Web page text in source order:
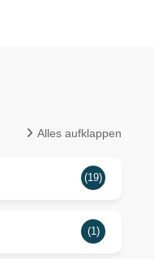
Alles aufklappen
(19)
(1)